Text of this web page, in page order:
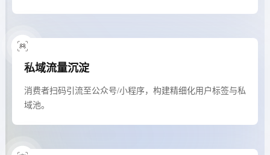
私域流量沉淀
消费者扫码引流至公众号/小程序，构建精细化用户标签与私
域池。